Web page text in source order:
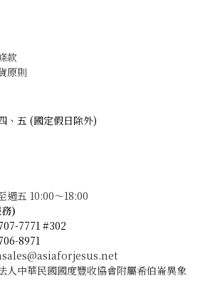
款
原則
、五 (國定假日除外)
週五 10:00～18:00
)
7771 #302
8971
人中華民國國度豐收協會附屬希伯崙異象